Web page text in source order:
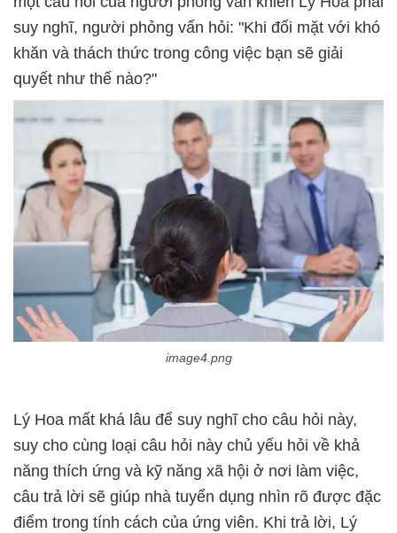
suy nghĩ, người phỏng vấn hỏi: "Khi đối mặt với khó
khăn và thách thức trong công việc bạn sẽ giải
image4.png
suy cho cùng loại câu hỏi này chủ yếu hỏi về khả
năng thích ứng và kỹ năng xã hội ở nơi làm việc,
câu trả lời sẽ giúp nhà tuyển dụng nhìn rõ được đặc
điểm trong tính cách của ứng viên. Khi trả lời, Lý